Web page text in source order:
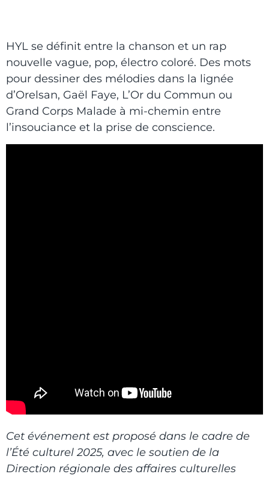
HYL se définit entre la chanson et un rap
nouvelle vague, pop, électro coloré. Des mots
pour dessiner des mélodies dans la lignée
d’Orelsan, Gaël Faye, L’Or du Commun ou
Grand Corps Malade à mi-chemin entre
l’insouciance et la prise de conscience.
Cet événement est proposé dans le cadre de
l’Été culturel 2025, avec le soutien de la
Direction régionale des affaires culturelles